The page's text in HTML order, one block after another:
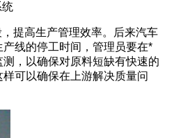
统
提高生产管理效率。后来汽车
线的停工时间，管理员要在*
，以确保对原料短缺有快速的
可以确保在上游解决质量问